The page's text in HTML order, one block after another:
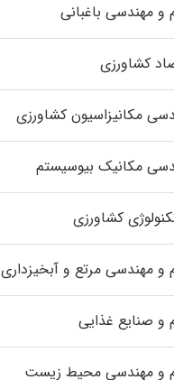
و مهندسی باغبانی
کشاورزی
مکانیزاسیون کشاورزی
مکانیک بیوسیستم
کشاورزی
و مهندسی مرتع و آبخیزداری
و صنایع غذایی
و مهندسی محیط زیست